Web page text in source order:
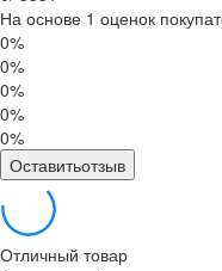
На основе 1 оценок
0%
0%
0%
0%
0%
Оставитьотзыв
Отличный товар